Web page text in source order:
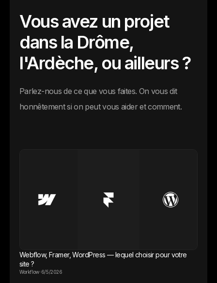
Vous avez un projet
dans la Drôme,
l'Ardèche, ou ailleurs ?
Parlez-nous de ce que vous faites. On vous dit
honnêtement si on peut vous aider et comment.
Webflow, Framer, WordPress — lequel choisir pour votre
site ?
Workflow 6/5/2026